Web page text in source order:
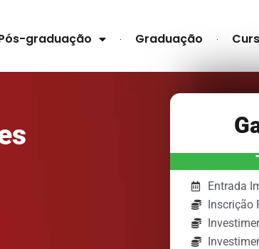
graduação Graduação
Entrada
Inscrição